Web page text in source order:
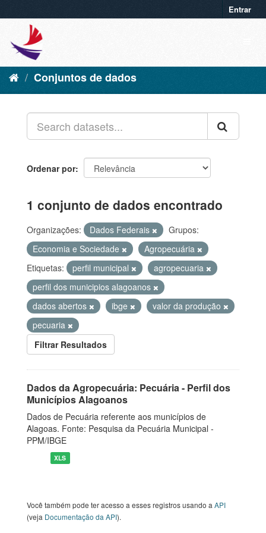
Entrar
Conjuntos de dados
Ordenar por
1 conjunto de dados encontrado
Organizações: Dados Federais
Grupos:
Economia e Sociedade
Agropecuária
Etiquetas:
perfil municipal
agropecuaria
perfil dos municipios alagoanos
dados abertos
ibge
valor da produção
pecuaria
Filtrar Resultados
Dados da Agropecuária: Pecuária - Perfil dos
Municípios Alagoanos
Dados de Pecuária referente aos municípios de
Alagoas. Fonte: Pesquisa da Pecuária Municipal -
PPM/IBGE
XLS
Você também pode ter acesso a esses registros usando a API
(veja Documentação da API).